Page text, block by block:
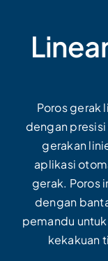
Poros gerak
dengan
gerakan
aplikasi
gerak. Poros
dengan
pemandu
kekakuan